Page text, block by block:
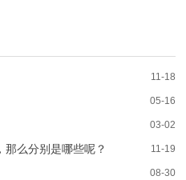
11-18
05-16
03-02
么分别是哪些呢？ 11-19
08-30